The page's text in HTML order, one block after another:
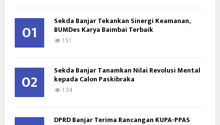
o
H
01 Sekda Banjar Tekankan Sinergi Keamanan,
BUMDes Karya Baimbai Terbaik
151
02 Sekda Banjar Tanamkan Nilai Revolusi Mental
kepada Calon Paskibraka
134
DPRD Banjar Terima Rancangan KUPA-PPAS